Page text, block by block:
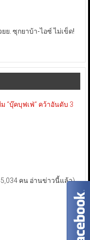
ย. ซุกยาบ้า-ไอซ์ ไม่เข็ด!
“บุ๊คบุฟเฟ่” คว้าอันดับ 3
คน อ่านข่าวนี้แล้ว)